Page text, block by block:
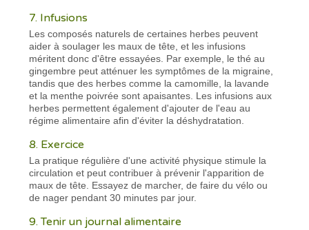
7. Infusions
Les composés naturels de certaines herbes peuvent
aider à soulager les maux de tête, et les infusions
méritent donc d'être essayées. Par exemple, le thé au
gingembre peut atténuer les symptômes de la migraine,
tandis que des herbes comme la camomille, la lavande
et la menthe poivrée sont apaisantes. Les infusions aux
herbes permettent également d'ajouter de l'eau au
régime alimentaire afin d'éviter la déshydratation.
8. Exercice
La pratique régulière d'une activité physique stimule la
circulation et peut contribuer à prévenir l'apparition de
maux de tête. Essayez de marcher, de faire du vélo ou
de nager pendant 30 minutes par jour.
9. Tenir un journal alimentaire